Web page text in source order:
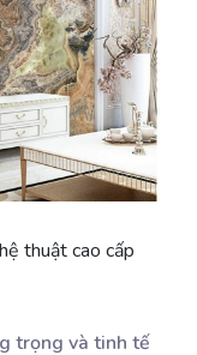
thuật cao cấp
trọng và tinh tế